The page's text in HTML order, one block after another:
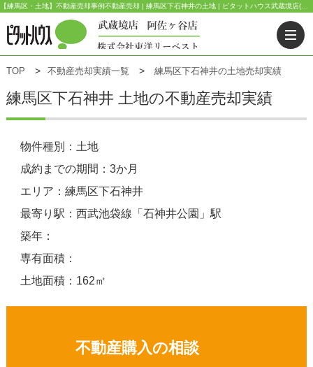
TOP 不動産売却実績一覧 練馬区下石神井の土地売却実績
練馬区下石神井 土地の不動産売却実績
物件種別：土地
成約までの期間：3か月
エリア：練馬区下石神井
最寄り駅：西武池袋線「石神井公園」駅
築年：
専有面積：
土地面積：162㎡
不動産購入の相談